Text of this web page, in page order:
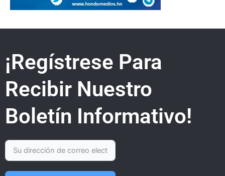
¡Regístrese Para
Recibir Nuestro
Boletín Informativo!